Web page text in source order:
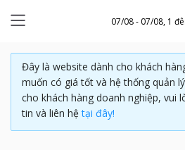
07/08 - 07/08, 1
Đây là website dành cho khách
muốn có giá tốt và hệ thống quản
cho khách hàng doanh nghiệp, vui
tin và liên hệ tại đây!